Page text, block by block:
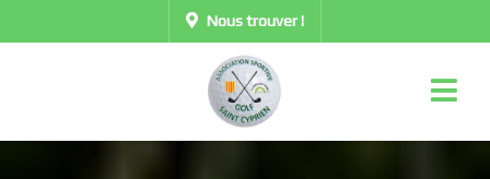
Nous trouver !